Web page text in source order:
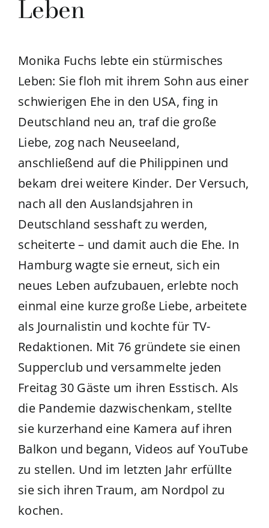
Leben
Monika Fuchs lebte ein stürmisches
Leben: Sie floh mit ihrem Sohn aus einer
schwierigen Ehe in den USA, fing in
Deutschland neu an, traf die große
Liebe, zog nach Neuseeland,
anschließend auf die Philippinen und
bekam drei weitere Kinder. Der Versuch,
nach all den Auslandsjahren in
Deutschland sesshaft zu werden,
scheiterte – und damit auch die Ehe. In
Hamburg wagte sie erneut, sich ein
neues Leben aufzubauen, erlebte noch
einmal eine kurze große Liebe, arbeitete
als Journalistin und kochte für TV-
Redaktionen. Mit 76 gründete sie einen
Supperclub und versammelte jeden
Freitag 30 Gäste um ihren Esstisch. Als
die Pandemie dazwischenkam, stellte
sie kurzerhand eine Kamera auf ihren
Balkon und begann, Videos auf YouTube
zu stellen. Und im letzten Jahr erfüllte
sie sich ihren Traum, am Nordpol zu
kochen.